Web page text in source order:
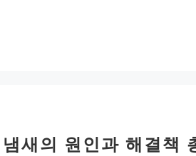
새의 원인과 해결책